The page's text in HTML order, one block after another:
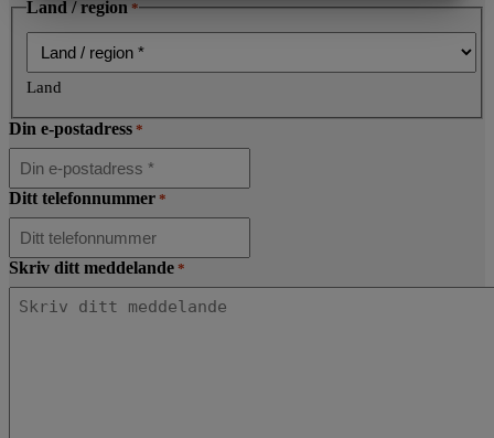
Land / region *
Land
Din e-postadress *
Ditt telefonnummer *
Skriv ditt meddelande *
MARKETING STATISTIK